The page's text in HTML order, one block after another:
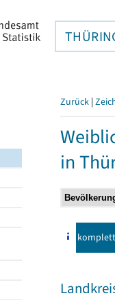
Zurück |
in
komplett